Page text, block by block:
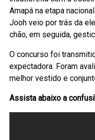
Amapá na etapa
Jooh veio por trás da
chão, em seguida,
O concurso foi
expectadora. Foram
melhor vestido e
Assista abaixo a